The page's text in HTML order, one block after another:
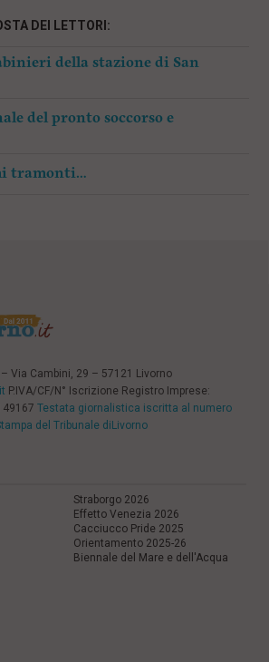
DEI LETTORI:
della stazione di San
del pronto soccorso e
tramonti…
Via Cambini, 29 – 57121 Livorno
P.IVA/CF/N° Iscrizione Registro Imprese:
Testata giornalistica iscritta al numero
del Tribunale diLivorno
Straborgo 2026
Effetto Venezia 2026
Cacciucco Pride 2025
Orientamento 2025-26
Biennale del Mare e dell'Acqua